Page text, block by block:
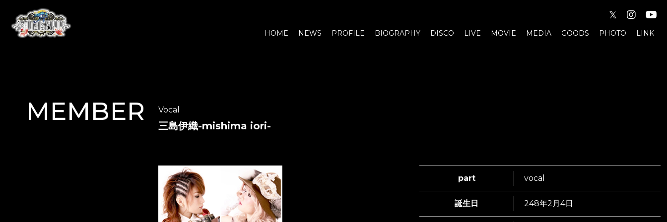
HOME NEWS PROFILE BIOGRAPHY DISCO LIVE MOVIE MEDIA GOODS PHOTO LINK
𝕏
MEMBER Vocal
三島伊織-mishima iori-
part vocal
誕生日 248年2月4日